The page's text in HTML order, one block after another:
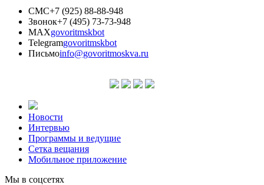
СМС+7 (925) 88-88-948
Звонок+7 (495) 73-73-948
MAXgovoritmskbot
Telegramgovoritmskbot
Письмоinfo@govoritmoskva.ru
Новости
Интервью
Программы и ведущие
Сетка вещания
Мобильное приложение
Мы в соцсетях